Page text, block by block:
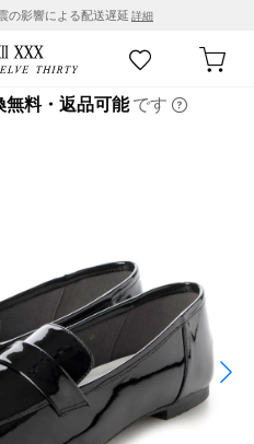
の影響による配送遅延 詳細
無料・返品可能です